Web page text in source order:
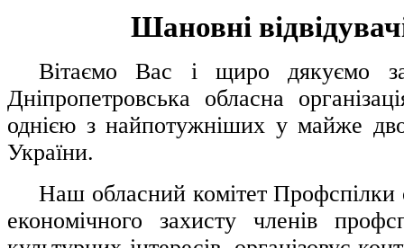
Шановні
Вітаємо Вас і щиро дякуємо за
Дніпропетровська обласна
однією з найпотужніших у майже
України.
Наш обласний комітет Профспілки
економічного захисту членів